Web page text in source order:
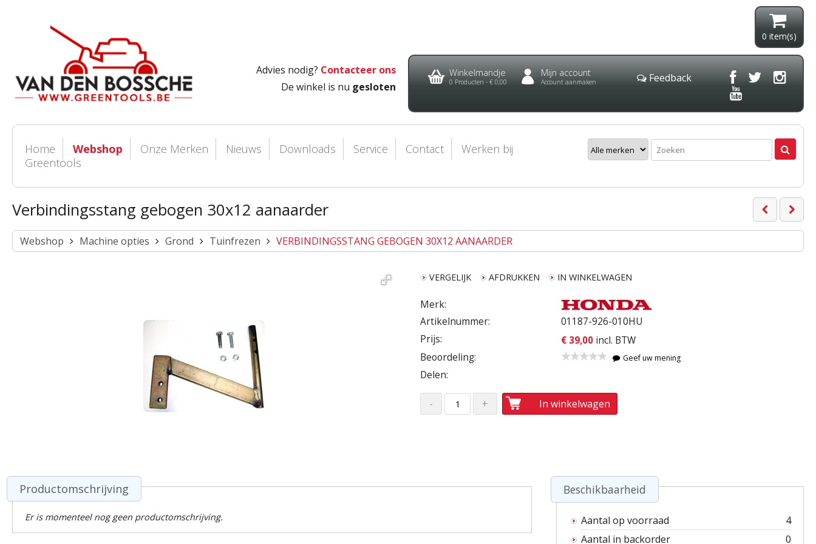
0 item(s)
Advies nodig? Contacteer ons
De winkel is nu gesloten
Winkelmandje
0 Producten - € 0,00
Mijn account
Account aanmaken Feedback
Home Webshop Onze Merken Nieuws Downloads Service Contact
Werken bij
Greentools
Verbindingsstang gebogen 30x12 aanaarder
Webshop Machine opties Grond Tuinfrezen VERBINDINGSSTANG GEBOGEN 30X12 AANAARDER
VERGELIJK AFDRUKKEN IN WINKELWAGEN
Merk:
Artikelnummer:
01187-926-010HU
Prijs:
€ 39,00 incl. BTW
Beoordeling:
Geef uw mening
Delen:
In winkelwagen
Productomschrijving
Er is momenteel nog geen productomschrijving.
Beschikbaarheid
Aantal op voorraad
4
Aantal in backorder
0